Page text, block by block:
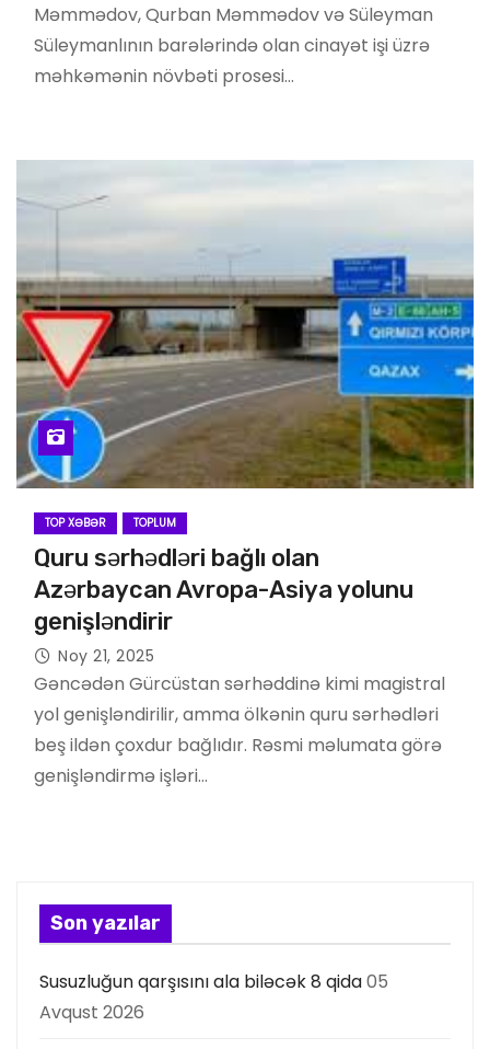
Məmmədov, Qurban Məmmədov və Süleyman
Süleymanlının barələrində olan cinayət işi üzrə
məhkəmənin növbəti prosesi…
TOP XƏBƏR TOPLUM
Quru sərhədləri bağlı olan
Azərbaycan Avropa-Asiya yolunu
genişləndirir
Noy 21, 2025
Gəncədən Gürcüstan sərhəddinə kimi magistral
yol genişləndirilir, amma ölkənin quru sərhədləri
beş ildən çoxdur bağlıdır. Rəsmi məlumata görə
genişləndirmə işləri…
Son yazılar
Susuzluğun qarşısını ala biləcək 8 qida05
Avqust 2026